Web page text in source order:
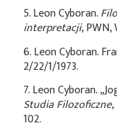
5. Leon Cyboran.
interpretacji, PWN,
6. Leon Cyboran.
2/22/1/1973.
7. Leon Cyboran.
Studia Filozoficzne,
102.